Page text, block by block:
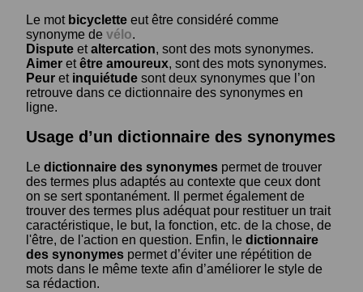
Le mot bicyclette eut être considéré comme
synonyme de vélo.
Dispute etaltercation, sont des mots synonymes.
Aimer etêtre amoureux, sont des mots synonymes.
Peur et inquiétude sont deux synonymes que l’on
retrouve dans ce dictionnaire des synonymes en
ligne.
Usage d’un dictionnaire des synonymes
Le dictionnaire des synonymes permet de trouver
des termes plus adaptés au contexte que ceux dont
on se sert spontanément. Il permet également de
trouver des termes plus adéquat pour restituer un trait
caractéristique, le but, la fonction, etc. de la chose, de
l'être, de l'action en question. Enfin, le dictionnaire
des synonymes permet d’éviter une répétition de
mots dans le même texte afin d’améliorer le style de
sa rédaction.